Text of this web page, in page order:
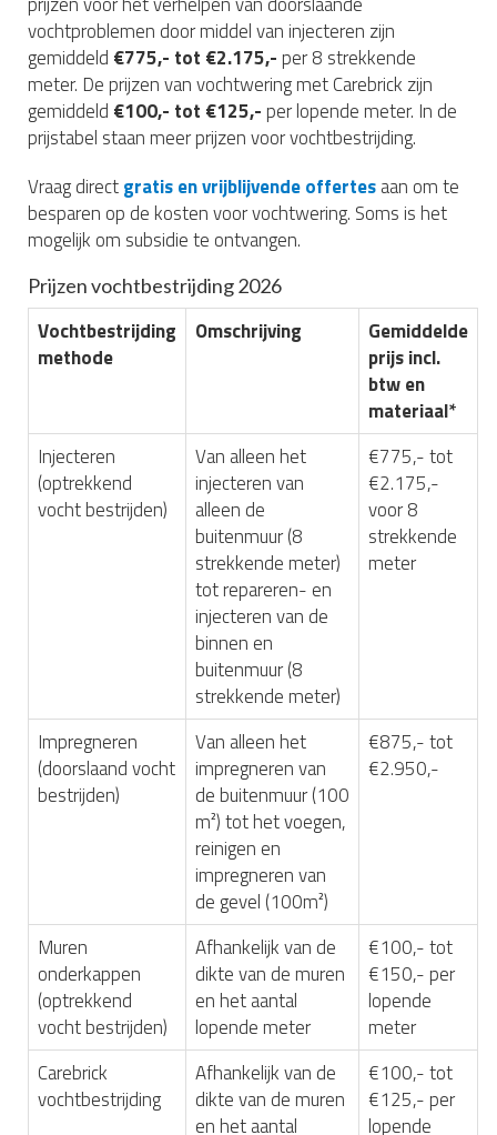
vochtproblemen door middel van injecteren zijn
gemiddeld €775,- tot €2.175,- per 8 strekkende
meter. De prijzen van vochtwering met Carebrick zijn
gemiddeld €100,- tot €125,- per lopende meter. In de
prijstabel staan meer prijzen voor vochtbestrijding.
Vraag directgratis en vrijblijvende offertesaan om te
besparen op de kosten voor vochtwering. Soms is het
mogelijk om subsidie te ontvangen.
Prijzen vochtbestrijding 2026
Vochtbestrijding
methode
Omschrijving
Gemiddelde
prijs incl.
btw en
materiaal*
Injecteren
(optrekkend
vocht bestrijden)
Van alleen het
injecteren van
alleen de
buitenmuur (8
strekkende meter)
tot repareren- en
injecteren van de
binnen en
buitenmuur (8
strekkende meter)
€775,- tot
€2.175,-
voor 8
strekkende
meter
Impregneren
(doorslaand vocht
bestrijden)
Van alleen het
impregneren van
de buitenmuur (100
m²) tot het voegen,
reinigen en
impregneren van
de gevel (100m²)
€875,- tot
€2.950,-
Muren
onderkappen
(optrekkend
vocht bestrijden)
Afhankelijk van de
dikte van de muren
en het aantal
lopende meter
€100,- tot
€150,- per
lopende
meter
Carebrick
vochtbestrijding
Afhankelijk van de
dikte van de muren
en het aantal
€100,- tot
€125,- per
lopende